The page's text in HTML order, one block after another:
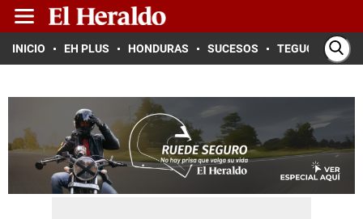
INICIO EH PLUS HONDURAS SUCESOS TEGUCIGALPA